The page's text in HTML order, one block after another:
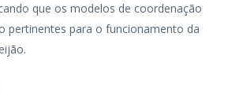
que os modelos de coordenação
pertinentes para o funcionamento da